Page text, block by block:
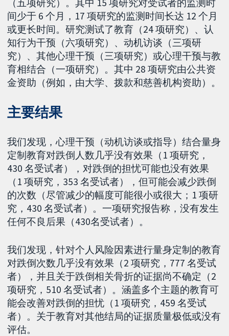
（五项研究）。其中 15 项研究对受试者的监测时
间少于 6 个月，17 项研究的监测时间长达 12 个月
或更长时间。研究测试了教育（24 项研究）、认
知行为干预（六项研究）、动机访谈（三项研
究）、其他心理干预（三项研究）或心理干预与教
育相结合（一项研究）。其中 28 项研究由公共资
金资助（例如，由大学、拨款和慈善机构资助）。
主要结果
我们发现，心理干预（动机访谈或指导）结合量身
定制教育对跌倒人数几乎没有效果（1 项研究，
430 名受试者），对跌倒的担忧可能也没有效果
（1 项研究，353 名受试者），但可能会减少跌倒
的次数（尽管减少的幅度可能很小或很大；1 项研
究，430 名受试者）。一项研究报告称，没有发生
任何不良后果（430名受试者）。
我们发现，针对个人风险因素进行量身定制的教育
对跌倒次数几乎没有效果（2 项研究，777 名受试
者），并且关于跌倒相关骨折的证据尚不确定（2
项研究，510 名受试者）。涵盖多个主题的教育可
能会改善对跌倒的担忧（1 项研究，459 名受试
者）。关于教育对其他结局的证据质量极低或没有
评估。